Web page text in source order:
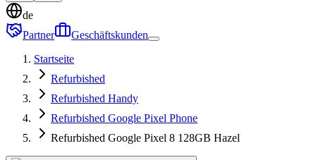
de
Partner
Geschäftskunden
Startseite
Refurbished
Refurbished Handy
Refurbished Google Pixel Phone
Refurbished Google Pixel 8 128GB Hazel